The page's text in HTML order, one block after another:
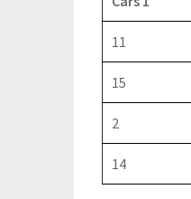
11
15
2
14